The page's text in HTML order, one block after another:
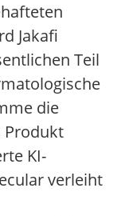
Jakafi
Teil
die
Produkt
KI-
verleiht